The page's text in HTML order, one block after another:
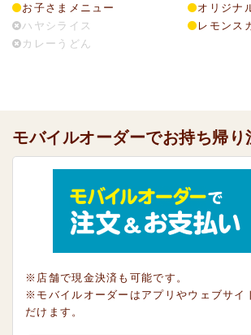
お子さまメニュー
ハヤシライス
カレーうどん
オリジナ
レモンス
モバイルオーダーでお持ち帰り
※店舗で現金決済も可能です。
※モバイルオーダーはアプリやウェブサイ
だけます。